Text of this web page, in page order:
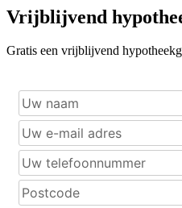
Vrijblijvend
Gratis een vrijblijvend